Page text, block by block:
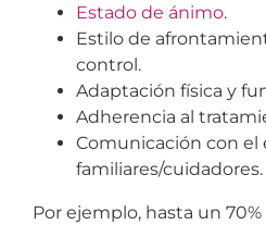
Estado de ánimo.
Estilo de
control.
Adaptación física y
Adherencia al
Comunicación con el
familiares/cuidadores.
Por ejemplo, hasta un 70%